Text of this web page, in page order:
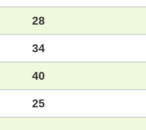
28
34
40
25